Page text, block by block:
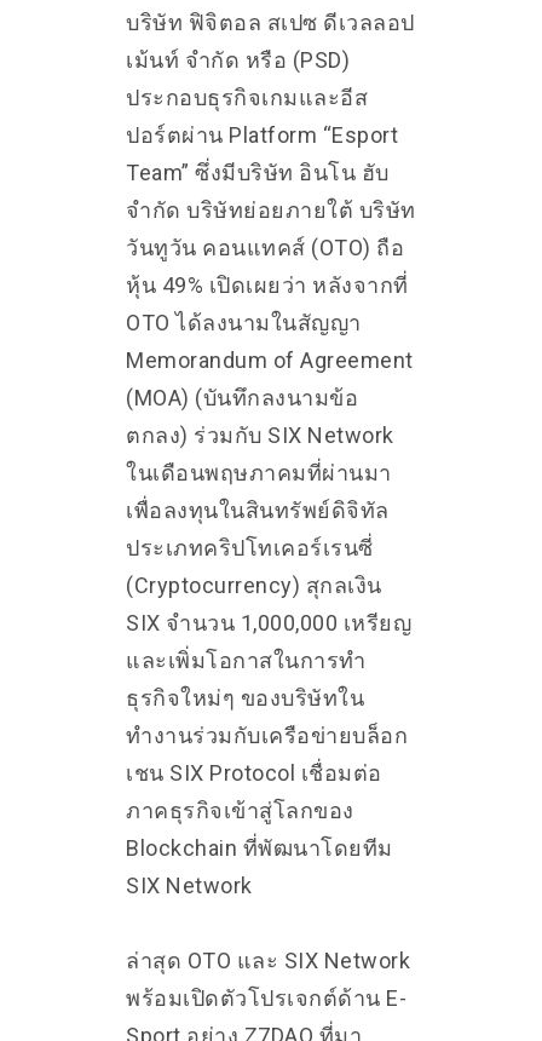
บริษัท ฟิจิตอล สเปซ ดีเวลลอป
เม้นท์ จำกัด หรือ (PSD)
ประกอบธุรกิจเกมและอีส
ปอร์ตผ่าน Platform “Esport
Team” ซึ่งมีบริษัท อินโน ฮับ
จำกัด บริษัทย่อยภายใต้ บริษัท
วันทูวัน คอนแทคส์ (OTO) ถือ
หุ้น 49% เปิดเผยว่า หลังจากที่
OTO ได้ลงนามในสัญญา
Memorandum of Agreement
(MOA) (บันทึกลงนามข้อ
ตกลง) ร่วมกับ SIX Network
ในเดือนพฤษภาคมที่ผ่านมา
เพื่อลงทุนในสินทรัพย์ดิจิทัล
ประเภทคริปโทเคอร์เรนซี่
(Cryptocurrency) สุกลเงิน
SIX จำนวน 1,000,000 เหรียญ
และเพิ่มโอกาสในการทำ
ธุรกิจใหม่ๆ ของบริษัทใน
ทำงานร่วมกับเครือข่ายบล็อก
เชน SIX Protocol เชื่อมต่อ
ภาคธุรกิจเข้าสู่โลกของ
Blockchain ที่พัฒนาโดยทีม
SIX Network
ล่าสุด OTO และ SIX Network
พร้อมเปิดตัวโปรเจกต์ด้าน E-
Sport อย่าง Z7DAO ที่มา